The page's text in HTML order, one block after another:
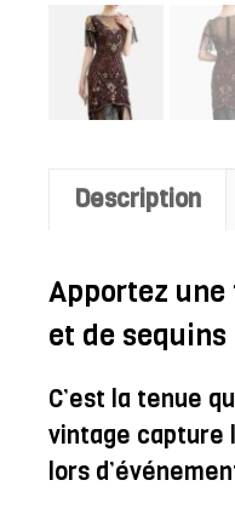
Description
Apportez
et de
C’est la tenue
vintage capture
lors